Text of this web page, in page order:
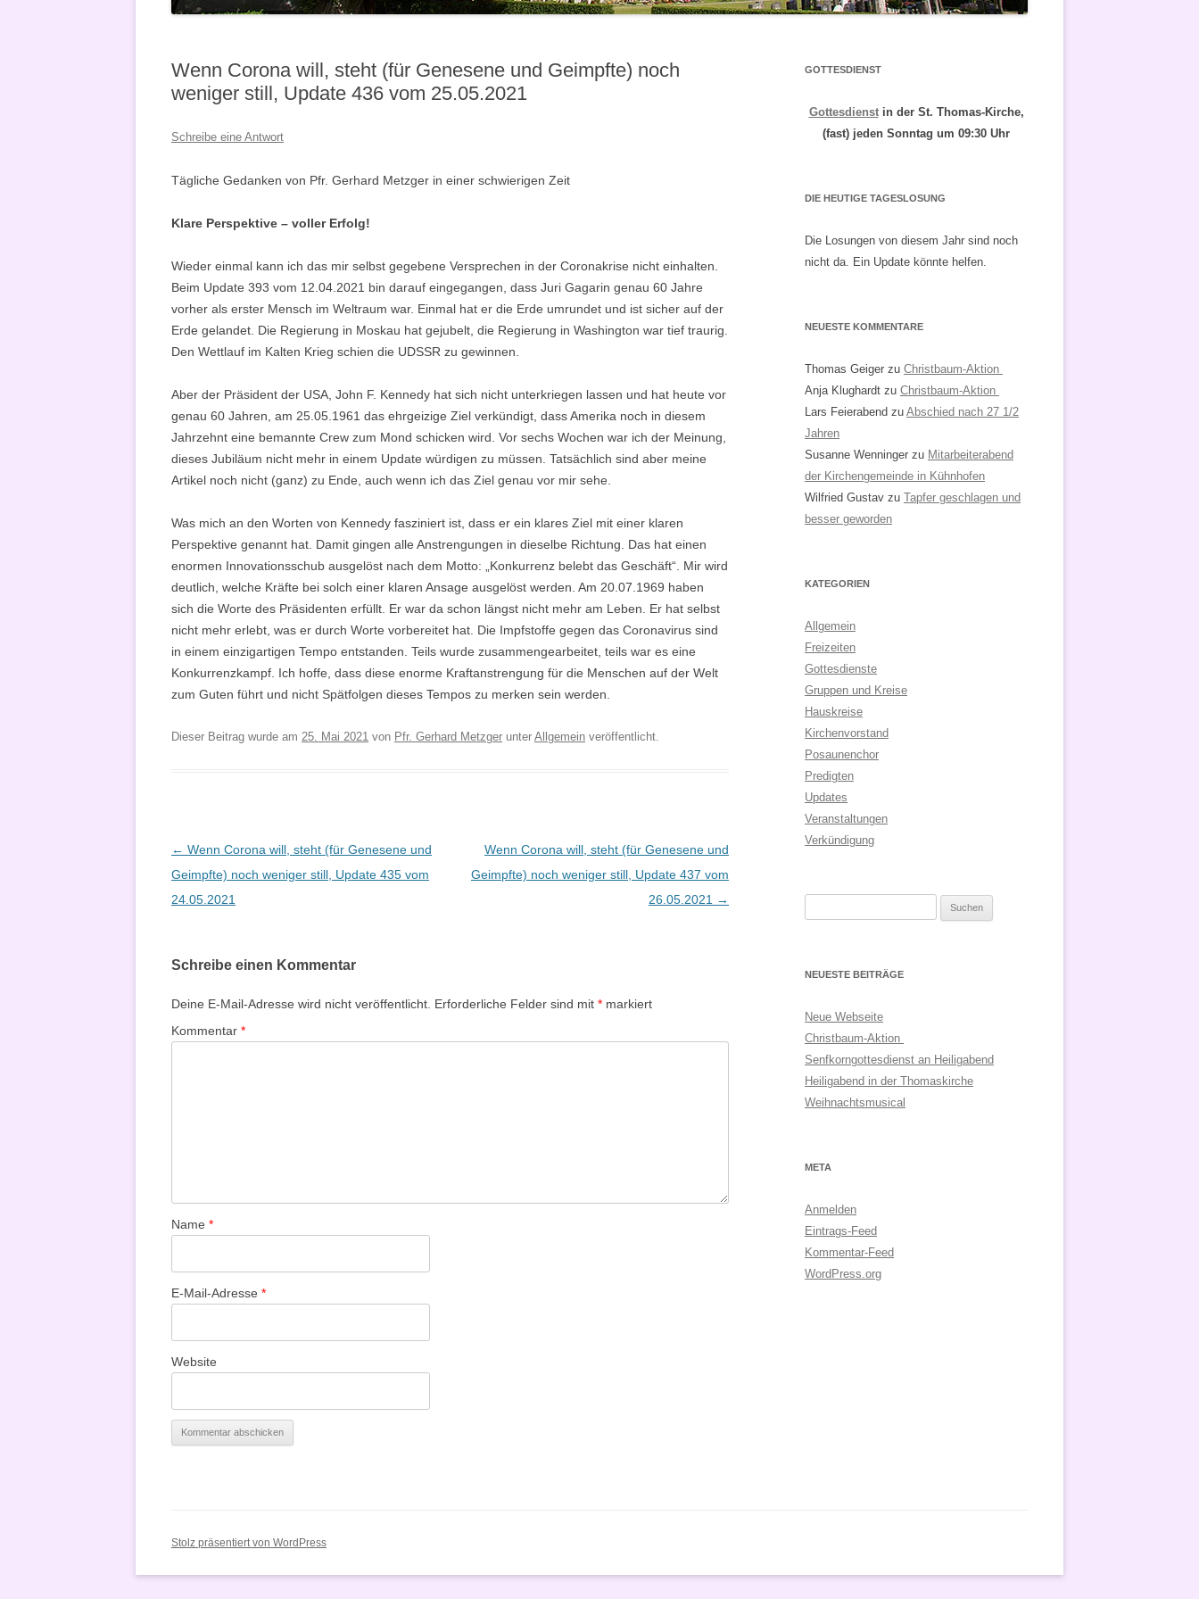
OSTEOPOROSEGRUPPE
SINGTEAM
SHINING LIGHTS – DER
JUGENDGRUPPEN
BESONDERE VERANSTALTUNGEN
Wenn Corona will, steht (für Genesene und Geimpfte) noch
weniger still, Update 436 vom 25.05.2021
Schreibe eine Antwort
Tägliche Gedanken von Pfr. Gerhard Metzger in einer schwierigen Zeit
Klare Perspektive – voller Erfolg!
Wieder einmal kann ich das mir selbst gegebene Versprechen in der Coronakrise nicht einhalten.
Beim Update 393 vom 12.04.2021 bin darauf eingegangen, dass Juri Gagarin genau 60 Jahre
vorher als erster Mensch im Weltraum war. Einmal hat er die Erde umrundet und ist sicher auf der
Erde gelandet. Die Regierung in Moskau hat gejubelt, die Regierung in Washington war tief traurig.
Den Wettlauf im Kalten Krieg schien die UDSSR zu gewinnen.
Aber der Präsident der USA, John F. Kennedy hat sich nicht unterkriegen lassen und hat heute vor
genau 60 Jahren, am 25.05.1961 das ehrgeizige Ziel verkündigt, dass Amerika noch in diesem
Jahrzehnt eine bemannte Crew zum Mond schicken wird. Vor sechs Wochen war ich der Meinung,
dieses Jubiläum nicht mehr in einem Update würdigen zu müssen. Tatsächlich sind aber meine
Artikel noch nicht (ganz) zu Ende, auch wenn ich das Ziel genau vor mir sehe.
Was mich an den Worten von Kennedy fasziniert ist, dass er ein klares Ziel mit einer klaren
Perspektive genannt hat. Damit gingen alle Anstrengungen in dieselbe Richtung. Das hat einen
enormen Innovationsschub ausgelöst nach dem Motto: „Konkurrenz belebt das Geschäft“. Mir wird
deutlich, welche Kräfte bei solch einer klaren Ansage ausgelöst werden. Am 20.07.1969 haben
sich die Worte des Präsidenten erfüllt. Er war da schon längst nicht mehr am Leben. Er hat selbst
nicht mehr erlebt, was er durch Worte vorbereitet hat. Die Impfstoffe gegen das Coronavirus sind
in einem einzigartigen Tempo entstanden. Teils wurde zusammengearbeitet, teils war es eine
Konkurrenzkampf. Ich hoffe, dass diese enorme Kraftanstrengung für die Menschen auf der Welt
zum Guten führt und nicht Spätfolgen dieses Tempos zu merken sein werden.
Dieser Beitrag wurde am 25. Mai 2021 von Pfr. Gerhard Metzger unter Allgemein veröffentlicht.
Beitragsnavigation
← Wenn Corona will, steht (für Genesene und
Geimpfte) noch weniger still, Update 435 vom
24.05.2021
Wenn Corona will, steht (für Genesene und
Geimpfte) noch weniger still, Update 437 vom
26.05.2021 →
Schreibe einen Kommentar
Deine E-Mail-Adresse wird nicht veröffentlicht. Erforderliche Felder sind mit * markiert
Kommentar *
Name *
E-Mail-Adresse *
Website
GOTTESDIENST
Gottesdienstin der St. Thomas-Kirche,
(fast) jeden Sonntag um 09:30 Uhr
DIE HEUTIGE TAGESLOSUNG
Die Losungen von diesem Jahr sind noch
nicht da. Ein Update könnte helfen.
NEUESTE KOMMENTARE
Thomas Geiger zu Christbaum-Aktion
Anja Klughardt zu Christbaum-Aktion
Lars Feierabend zu Abschied nach 27 1/2
Jahren
Susanne Wenninger zu Mitarbeiterabend
der Kirchengemeinde in Kühnhofen
Wilfried Gustav zu Tapfer geschlagen und
besser geworden
KATEGORIEN
Allgemein
Freizeiten
Gottesdienste
Gruppen und Kreise
Hauskreise
Kirchenvorstand
Posaunenchor
Predigten
Updates
Veranstaltungen
Verkündigung
NEUESTE BEITRÄGE
Neue Webseite
Christbaum-Aktion
Senfkorngottesdienst an Heiligabend
Heiligabend in der Thomaskirche
Weihnachtsmusical
META
Anmelden
Eintrags-Feed
Kommentar-Feed
WordPress.org
Stolz präsentiert von WordPress